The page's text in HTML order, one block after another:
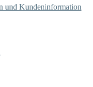
und Kundeninformation